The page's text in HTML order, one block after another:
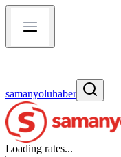
samanyoluhaber
Loading rates...